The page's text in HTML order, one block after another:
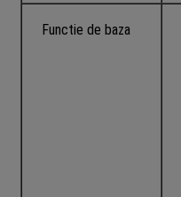
Functie de baza